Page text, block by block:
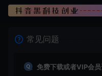
常见问题
免费下载或者VIP会